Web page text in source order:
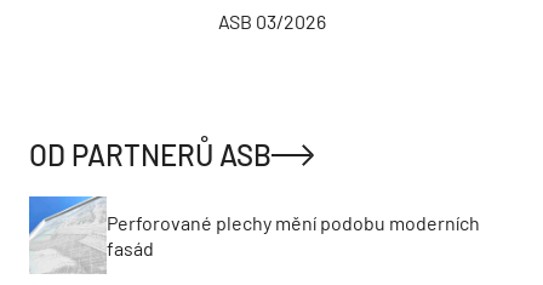
ASB 03/2026
OD PARTNERŮ ASB
Perforované plechy mění podobu moderních
fasád